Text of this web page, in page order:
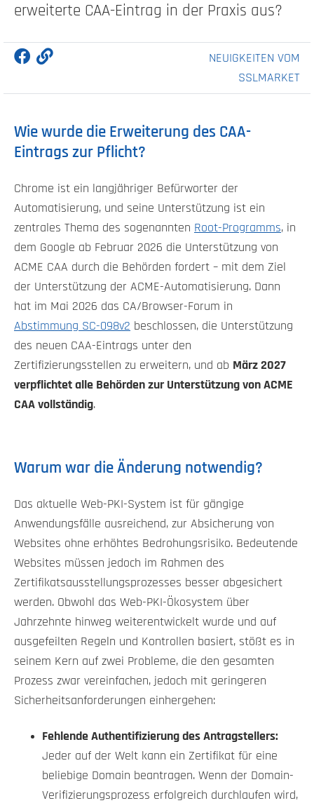
erweiterte CAA-Eintrag in der Praxis aus?
NEUIGKEITEN VOM
SSLMARKET
Wie wurde die Erweiterung des CAA-
Eintrags zur Pflicht?
Chrome ist ein langjähriger Befürworter der
Automatisierung, und seine Unterstützung ist ein
zentrales Thema des sogenannten Root-Programms, in
dem Google ab Februar 2026 die Unterstützung von
ACME CAA durch die Behörden fordert – mit dem Ziel
der Unterstützung der ACME-Automatisierung. Dann
hat im Mai 2026 das CA/Browser-Forum in
Abstimmung SC-098v2 beschlossen, die Unterstützung
des neuen CAA-Eintrags unter den
Zertifizierungsstellen zu erweitern, und ab März 2027
verpflichtet alle Behörden zur Unterstützung von ACME
CAA vollständig.
Warum war die Änderung notwendig?
Das aktuelle Web-PKI-System ist für gängige
Anwendungsfälle ausreichend, zur Absicherung von
Websites ohne erhöhtes Bedrohungsrisiko. Bedeutende
Websites müssen jedoch im Rahmen des
Zertifikatsausstellungsprozesses besser abgesichert
werden. Obwohl das Web-PKI-Ökosystem über
Jahrzehnte hinweg weiterentwickelt wurde und auf
ausgefeilten Regeln und Kontrollen basiert, stößt es in
seinem Kern auf zwei Probleme, die den gesamten
Prozess zwar vereinfachen, jedoch mit geringeren
Sicherheitsanforderungen einhergehen:
Fehlende Authentifizierung des Antragstellers:
Jeder auf der Welt kann ein Zertifikat für eine
beliebige Domain beantragen. Wenn der Domain-
Verifizierungsprozess erfolgreich durchlaufen wird,